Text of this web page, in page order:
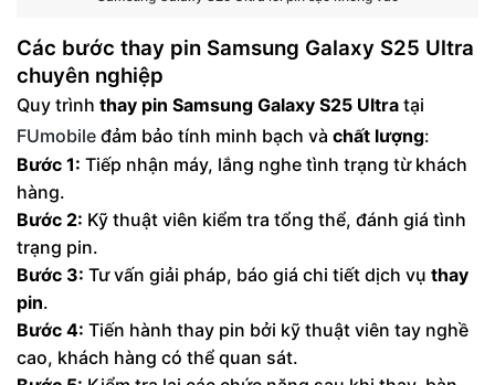
Các bước thay pin Samsung Galaxy S25 Ultra
chuyên nghiệp
Quy trình thay pin Samsung Galaxy S25 Ultra tại
FUmobile đảm bảo tính minh bạch và chất lượng:
Bước 1: Tiếp nhận máy, lắng nghe tình trạng từ khách
hàng.
Bước 2: Kỹ thuật viên kiểm tra tổng thể, đánh giá tình
trạng pin.
Bước 3: Tư vấn giải pháp, báo giá chi tiết dịch vụ thay
pin.
Bước 4: Tiến hành thay pin bởi kỹ thuật viên tay nghề
cao, khách hàng có thể quan sát.